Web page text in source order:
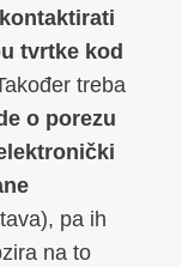
tvrtke kod
treba
o porezu
pa ih
na to